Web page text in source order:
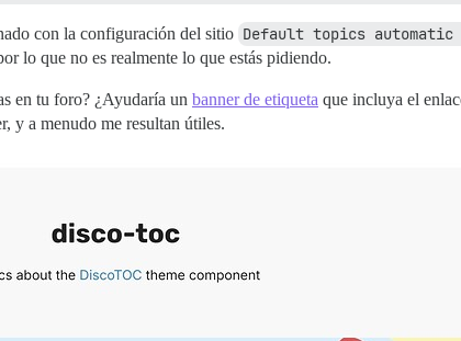
con la configuración del sitio Default topics automatic
lo que no es realmente lo que estás pidiendo.
en tu foro? ¿Ayudaría un banner de etiqueta que incluya el
y a menudo me resultan útiles.